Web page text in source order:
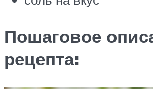
Пошаговое
рецепта: